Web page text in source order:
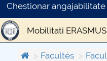
Chestionar angajabilitate
Mobilitati ERASMUS
Facultés